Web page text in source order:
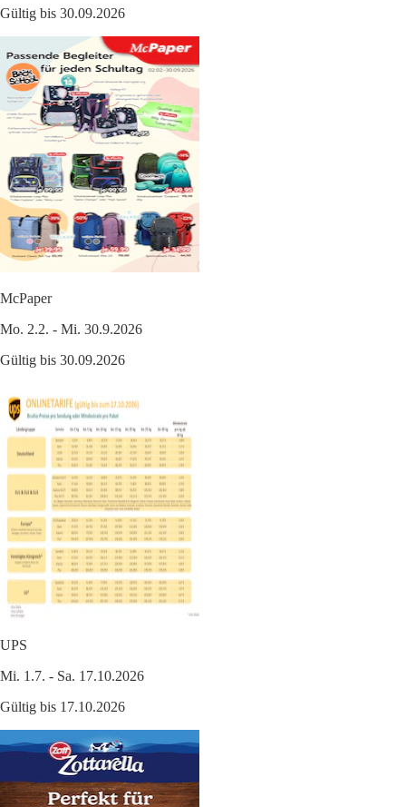
Gültig bis 30.09.2026
McPaper
Mo. 2.2. - Mi. 30.9.2026
Gültig bis 30.09.2026
UPS
Mi. 1.7. - Sa. 17.10.2026
Gültig bis 17.10.2026